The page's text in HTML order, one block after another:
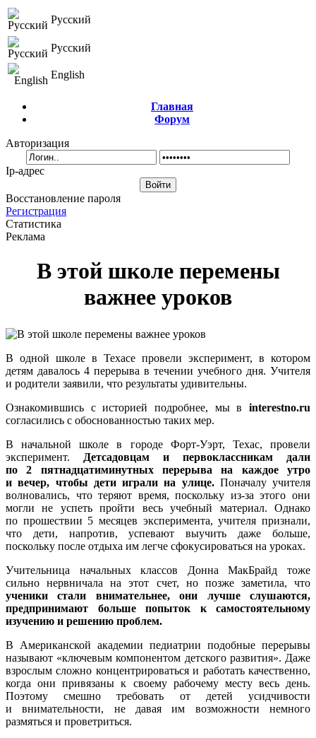
Русский
Русский
English
Главная
Форум
Авторизация
Ip-адрес
Восстановление пароля
Регистрация
Статистика
Реклама
В этой школе перемены
важнее уроков
В одной школе в Техасе провели эксперимент, в котором
детям давалось 4 перерыва в течении учебного дня. Учителя
и родители заявили, что результаты удивительны.
Ознакомившись с историей подробнее, мы в interestno.ru
согласились с обоснованностью таких мер.
В начальной школе в городе Форт-Уэрт, Техас, провели
эксперимент.
Детсадовцам и первоклассникам дали
по 2 пятнадцатиминутных перерыва на каждое утро
и вечер, чтобы дети играли на улице.Поначалу учителя
волновались, что теряют время, поскольку из-за этого они
могли не успеть пройти весь учебный материал. Однако
по прошествии 5 месяцев эксперимента, учителя признали,
что дети, напротив, успевают выучить даже больше,
поскольку после отдыха им легче сфокусироваться на уроках.
Учительница начальных классов Донна МакБрайд тоже
сильно нервничала на этот счет, но позже заметила, что
ученики стали внимательнее, они лучше слушаются,
предпринимают больше попыток к самостоятельному
изучению и решению проблем.
В Американской академии педиатрии подобные перерывы
называют «ключевым компонентом детского развития». Даже
взрослым сложно концентрироваться и работать качественно,
когда они привязаны к своему рабочему месту весь день.
Поэтому смешно требовать от детей усидчивости
и внимательности, не давая им возможности немного
размяться и проветриться.